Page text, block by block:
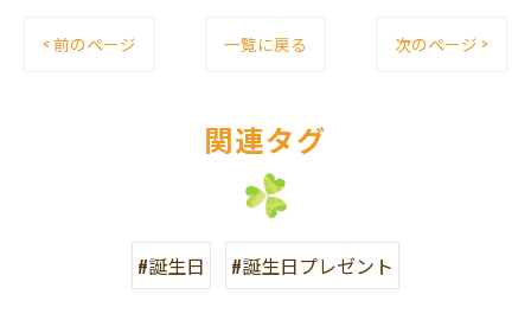
< 前のページ 一覧に戻る 次のページ >
関連タグ
#誕生日 #誕生日プレゼント